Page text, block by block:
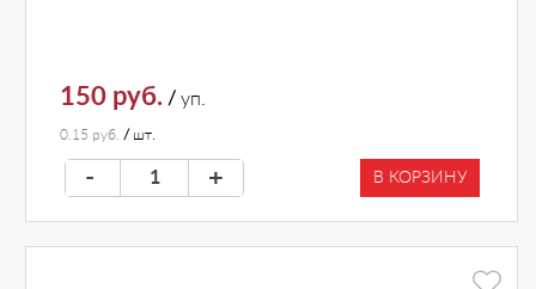
150 руб. / уп.
0.15 руб. / шт.
- + В КОРЗИНУ